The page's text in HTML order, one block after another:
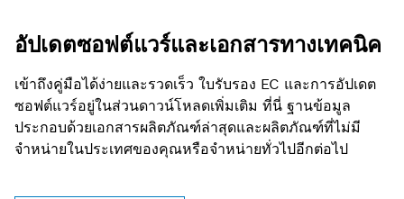
อัปเดตซอฟต์แวร์และเอกสารทางเทคนิค
เข้าถึงคู่มือได้ง่ายและรวดเร็ว ใบรับรอง EC และการอัปเดต
ซอฟต์แวร์อยู่ในส่วนดาวน์โหลดเพิ่มเติม ที่นี่ ฐานข้อมูล
ประกอบด้วยเอกสารผลิตภัณฑ์ล่าสุดและผลิตภัณฑ์ที่ไม่มี
จำหน่ายในประเทศของคุณหรือจำหน่ายทั่วไปอีกต่อไป